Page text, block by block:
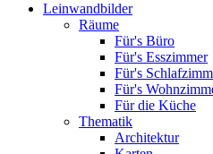
Leinwandbilder
Räume
Für's Büro
Für's Esszimmer
Für's
Für's
Für die Küche
Thematik
Architektur